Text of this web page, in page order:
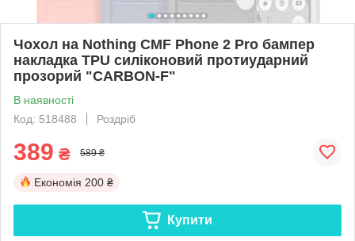
Чохол на Nothing CMF Phone 2 Pro бампер
накладка TPU силіконовий протиударний
прозорий "CARBON-F"
В наявності
Код: 518488
Роздріб
389 ₴ 589 ₴
Економія 200 ₴
Купити